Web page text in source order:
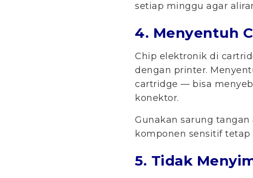
setiap minggu agar
4. Menyentuh
Chip elektronik di
dengan printer.
cartridge — bisa
konektor.
Gunakan sarung
komponen sensitif tetap
5. Tidak